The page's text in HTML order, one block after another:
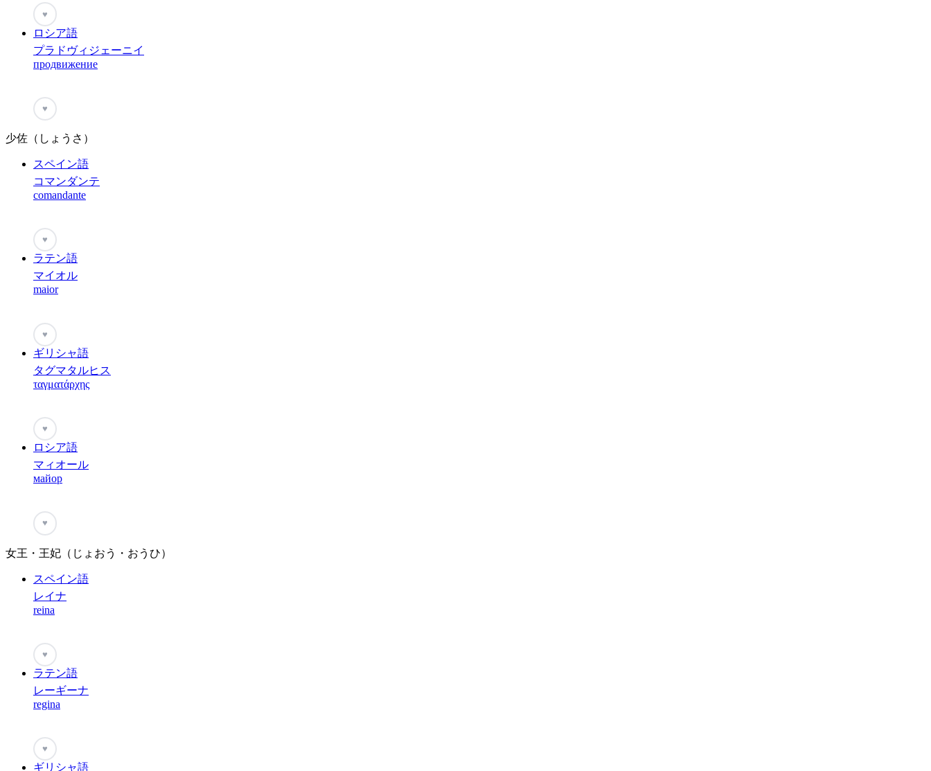
♥
ロシア語
プラドヴィジェーニイ
продвижение
♥
少佐（しょうさ）
スペイン語
コマンダンテ
comandante
♥
ラテン語
マイオル
maior
♥
ギリシャ語
タグマタルヒス
ταγματάρχης
♥
ロシア語
マィオール
майор
♥
女王・王妃（じょおう・おうひ）
スペイン語
レイナ
reina
♥
ラテン語
レーギーナ
regina
♥
ギリシャ語